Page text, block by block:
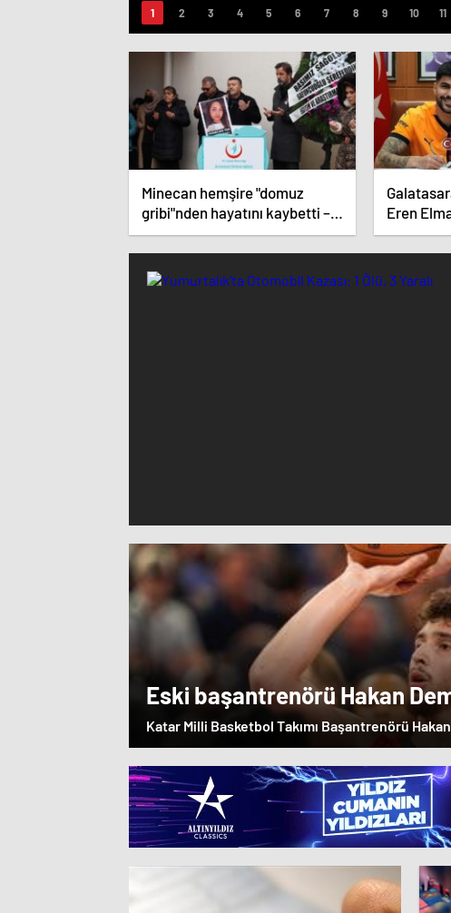
Minecan hemşire "domuz
gribi"nden hayatını kaybetti –
Haberler | Sağlık Haberleri
Eren
Eski başantrenörü Hakan
Alperen Şengün’e övgü
Katar Milli Basketbol Takımı Başantrenörü
öğrencisi Alperen Şengün'e övgülerde bulundu.